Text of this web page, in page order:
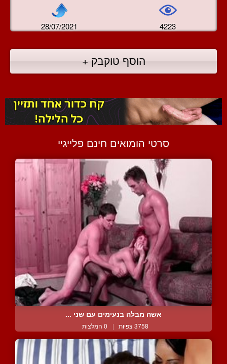
28/07/2021 4223
הוסף טוקבק +
סרטי הומואים חינם פלייגיי
אשה מבלה בנעימים עם שני ...
3758 צפיות | 0 המלצות